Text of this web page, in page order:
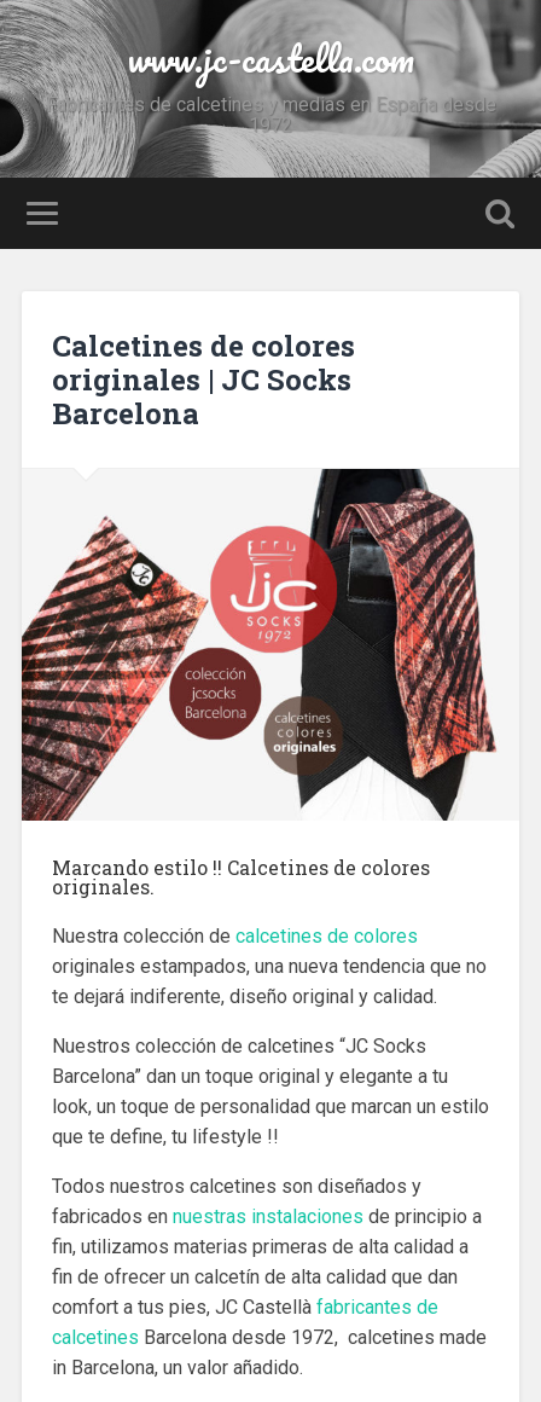
www.jc-castella.com
Fabricantes de calcetines y medias en España desde
1972
Calcetines de colores
originales | JC Socks
Barcelona
Marcando estilo !! Calcetines de colores
originales.
Nuestra colección de calcetines de colores
originales estampados, una nueva tendencia que no
te dejará indiferente, diseño original y calidad.
Nuestros colección de calcetines “JC Socks
Barcelona” dan un toque original y elegante a tu
look, un toque de personalidad que marcan un estilo
que te define, tu lifestyle !!
Todos nuestros calcetines son diseñados y
fabricados ennuestras instalaciones de principio a
fin, utilizamos materias primeras de alta calidad a
fin de ofrecer un calcetín de alta calidad que dan
comfort a tus pies, JC Castellà fabricantes de
calcetines Barcelona desde 1972, calcetines made
in Barcelona, un valor añadido.